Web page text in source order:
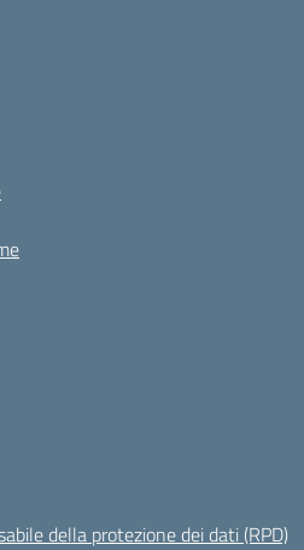
della protezione dei dati (RPD)